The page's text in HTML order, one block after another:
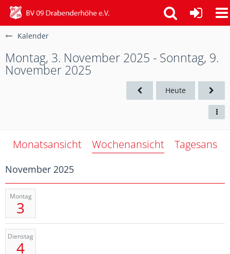
Kalender
Montag, 3. November 2025 - Sonntag, 9.
November 2025
Heute
Monatsansicht Wochenansicht
November 2025
Montag
3
Dienstag
4